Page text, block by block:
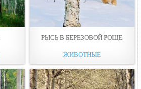
РЫСЬ В БЕРЕЗОВОЙ РОЩЕ
ЖИВОТНЫЕ